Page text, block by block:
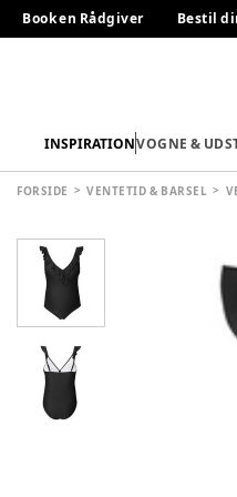
Book en Rådgiver Bestil
INSPIRATIONVOGNE &
FORSIDE VENTETID & BARSEL